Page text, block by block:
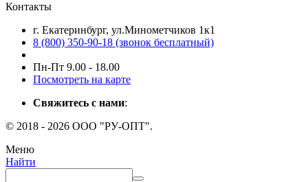
Контакты
г. Екатеринбург, ул.Минометчиков 1к1
8 (800) 350-90-18 (звонок бесплатный)
Пн-Пт 9.00 - 18.00
Посмотреть на карте
Свяжитесь с нами:
© 2018 - 2026 ООО "РУ-ОПТ".
Меню
Найти